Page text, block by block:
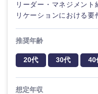
新潟県
石川県
リーダー・マネジメン
リケーションにおける要
推奨年齢
20代 30代 40
想定年収